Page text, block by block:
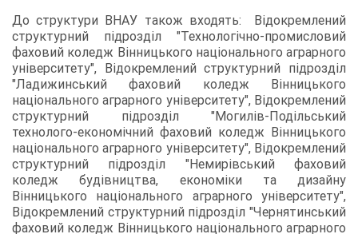
До структури ВНАУ також входять: Відокремлений
структурний підрозділ "Технологічно-промисловий
фаховий коледж Вінницького національного аграрного
університету", Відокремлений структурний підрозділ
"Ладижинський фаховий коледж Вінницького
національного аграрного університету", Відокремлений
структурний підрозділ "Могилів-Подільський
технолого-економічний фаховий коледж Вінницького
національного аграрного університету", Відокремлений
структурний підрозділ "Немирівський фаховий
коледж будівництва, економіки та дизайну
Вінницького національного аграрного університету",
Відокремлений структурний підрозділ "Чернятинський
фаховий коледж Вінницького національного аграрного